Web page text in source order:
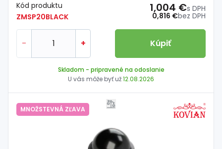
Kód produktu
ZMSP20BLACK
0,816 €bez DPH
1,004 €s DPH
- + Kúpiť
Skladom - pripravené na odoslanie
U vás môže byť už12.08.2026
MNOŽSTEVNÁ ZĽAVA